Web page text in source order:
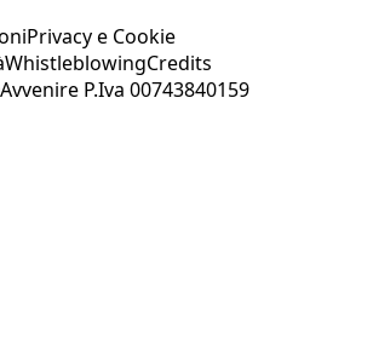
Privacy e Cookie
WhistleblowingCredits
P.Iva 00743840159